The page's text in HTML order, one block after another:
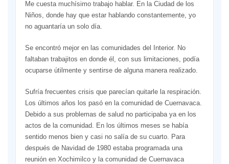
Me cuesta muchísimo trabajo hablar. En la Ciudad de los
Niños, donde hay que estar hablando constantemente, yo
no aguantaría un solo día.
Se encontró mejor en las comunidades del Interior. No
faltaban trabajitos en donde él, con sus limitaciones, podía
ocuparse útilmente y sentirse de alguna manera realizado.
Sufría frecuentes crisis que parecían quitarle la respiración.
Los últimos años los pasó en la comunidad de Cuernavaca.
Debido a sus problemas de salud no participaba ya en los
actos de la comunidad. En los últimos meses se había
sentido menos bien y casi no salía de su cuarto. Para
después de Navidad de 1980 estaba programada una
reunión en Xochimilco y la comunidad de Cuernavaca